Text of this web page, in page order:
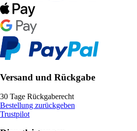
Versand und Rückgabe
30 Tage Rückgaberecht
Bestellung zurückgeben
Trustpilot